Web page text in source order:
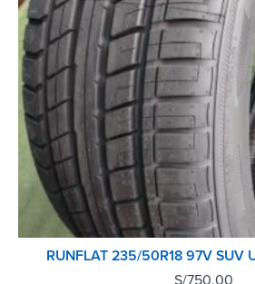
RUNFLAT 235/50R18 97V SUV
S/750.00